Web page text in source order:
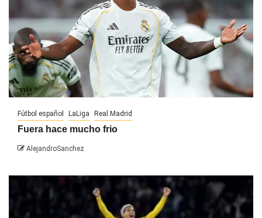
Fútbol español LaLiga Real Madrid
Fuera hace mucho frio
AlejandroSanchez